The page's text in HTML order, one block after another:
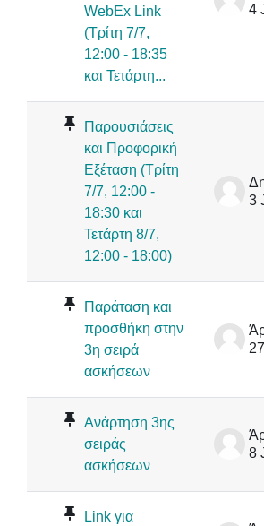
WebEx Link
(Τρίτη 7/7,
12:00 - 18:35
και Τετάρτη...
4
Παρουσιάσεις
και Προφορική
Εξέταση (Τρίτη
7/7, 12:00 -
18:30 και
Τετάρτη 8/7,
12:00 - 18:00)
3
Παράταση και
προσθήκη στην
3η σειρά
ασκήσεων
Ανάρτηση 3ης
σειράς
ασκήσεων
8
Link για